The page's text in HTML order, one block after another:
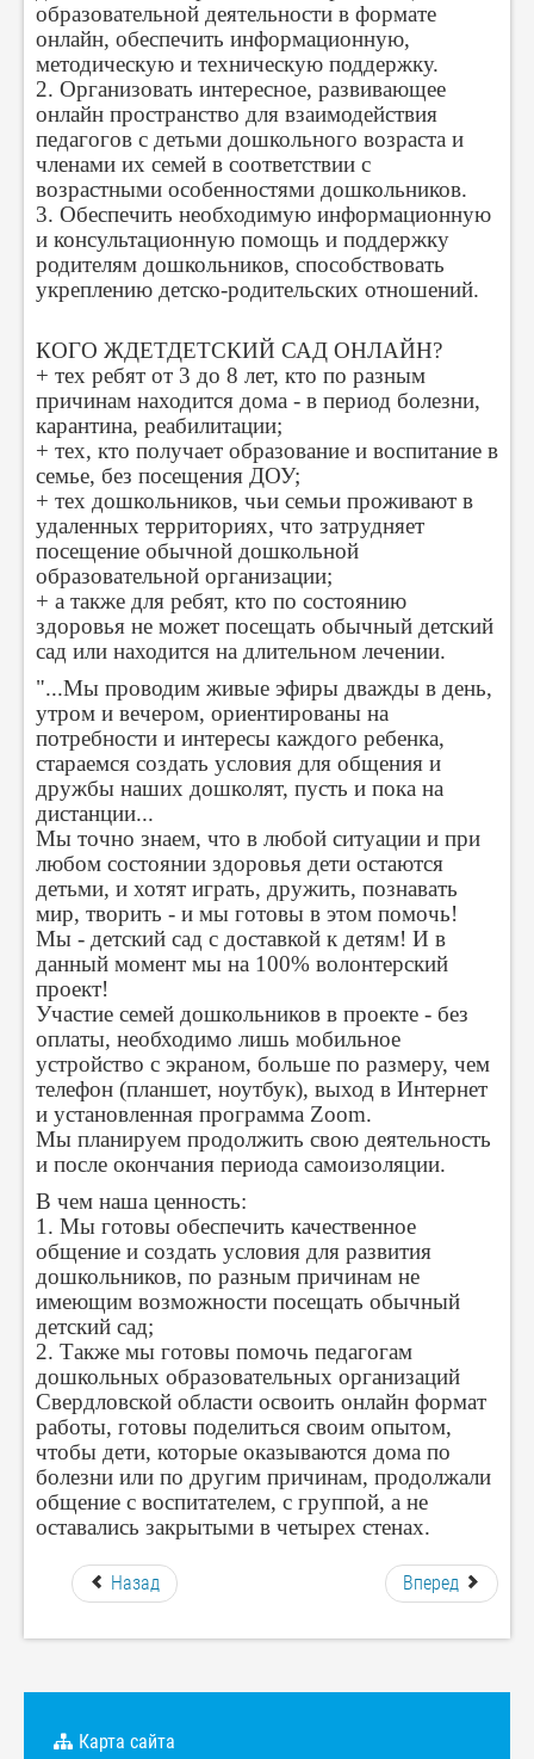
образовательной деятельности в формате
онлайн, обеспечить информационную,
методическую и техническую поддержку.
2. Организовать интересное, развивающее
онлайн пространство для взаимодействия
педагогов с детьми дошкольного возраста и
членами их семей в соответствии с
возрастными особенностями дошкольников.
3. Обеспечить необходимую информационную
и консультационную помощь и поддержку
родителям дошкольников, способствовать
укреплению детско-родительских отношений.
КОГО ЖДЕТДЕТСКИЙ САД ОНЛАЙН?
+ тех ребят от 3 до 8 лет, кто по разным
причинам находится дома - в период болезни,
карантина, реабилитации;
+ тех, кто получает образование и воспитание в
семье, без посещения ДОУ;
+ тех дошкольников, чьи семьи проживают в
удаленных территориях, что затрудняет
посещение обычной дошкольной
образовательной организации;
+ а также для ребят, кто по состоянию
здоровья не может посещать обычный детский
сад или находится на длительном лечении.
"...Мы проводим живые эфиры дважды в день,
утром и вечером, ориентированы на
потребности и интересы каждого ребенка,
стараемся создать условия для общения и
дружбы наших дошколят, пусть и пока на
дистанции...
Мы точно знаем, что в любой ситуации и при
любом состоянии здоровья дети остаются
детьми, и хотят играть, дружить, познавать
мир, творить - и мы готовы в этом помочь!
Мы - детский сад с доставкой к детям! И в
данный момент мы на 100% волонтерский
проект!
Участие семей дошкольников в проекте - без
оплаты, необходимо лишь мобильное
устройство с экраном, больше по размеру, чем
телефон (планшет, ноутбук), выход в Интернет
и установленная программа Zoom.
Мы планируем продолжить свою деятельность
и после окончания периода самоизоляции.
В чем наша ценность:
1. Мы готовы обеспечить качественное
общение и создать условия для развития
дошкольников, по разным причинам не
имеющим возможности посещать обычный
детский сад;
2. Также мы готовы помочь педагогам
дошкольных образовательных организаций
Свердловской области освоить онлайн формат
работы, готовы поделиться своим опытом,
чтобы дети, которые оказываются дома по
болезни или по другим причинам, продолжали
общение с воспитателем, с группой, а не
оставались закрытыми в четырех стенах.
Назад Вперед
Карта сайта